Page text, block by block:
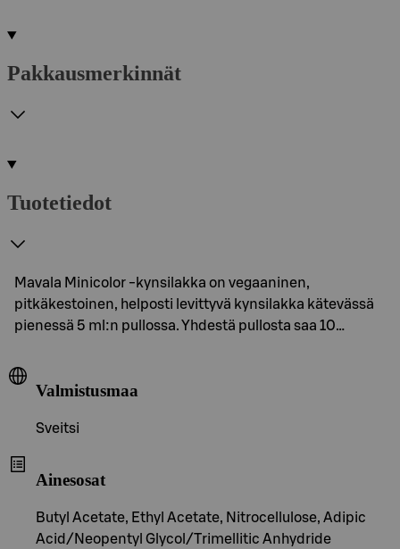
Pakkausmerkinnät
Tuotetiedot
Mavala Minicolor -kynsilakka on vegaaninen,
pitkäkestoinen, helposti levittyvä kynsilakka kätevässä
pienessä 5 ml:n pullossa. Yhdestä pullosta saa 10…
Valmistusmaa
Sveitsi
Ainesosat
Butyl Acetate, Ethyl Acetate, Nitrocellulose, Adipic
Acid/Neopentyl Glycol/Trimellitic Anhydride